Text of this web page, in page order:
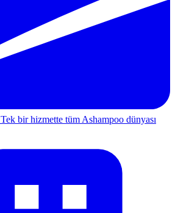
Tek bir hizmette tüm Ashampoo dünyası